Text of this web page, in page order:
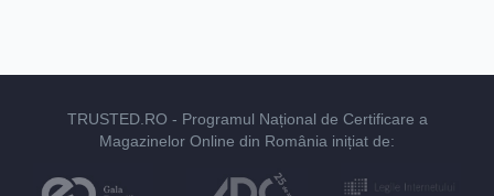
TRUSTED.RO - Programul Național de Certificare a
Magazinelor Online din România inițiat de: